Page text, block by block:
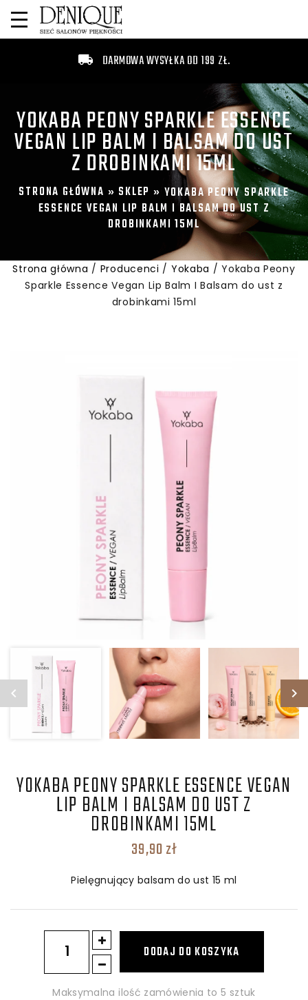
DARMOWA WYSYŁKA OD 199 ZŁ.
YOKABA PEONY SPARKLE ESSENCE
VEGAN LIP BALM I BALSAM DO UST
Z DROBINKAMI 15ML
STRONA GŁÓWNA » SKLEP » YOKABA PEONY SPARKLE
ESSENCE VEGAN LIP BALM I BALSAM DO UST Z
DROBINKAMI 15ML
Strona główna / Producenci / Yokaba / Yokaba Peony
Sparkle Essence Vegan Lip Balm I Balsam do ust z
drobinkami 15ml
YOKABA PEONY SPARKLE ESSENCE VEGAN
LIP BALM I BALSAM DO UST Z
DROBINKAMI 15ML
39,90zł
Pielęgnujący balsam do ust 15 ml
ilość
Yokaba
Peony
Sparkle
DODAJ DO KOSZYKA
Maksymalna ilość zamówienia to 5 sztuk